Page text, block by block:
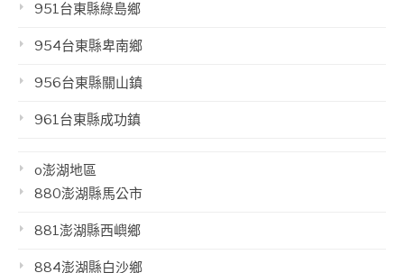
951台東縣綠島鄉
954台東縣卑南鄉
956台東縣關山鎮
961台東縣成功鎮
o澎湖地區
880澎湖縣馬公市
881澎湖縣西嶼鄉
884澎湖縣白沙鄉